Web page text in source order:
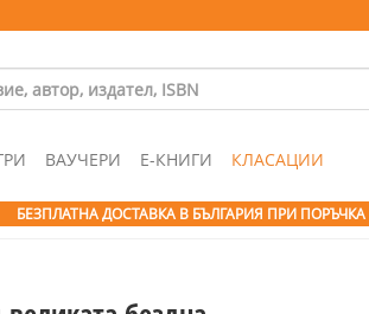
ВАУЧЕРИ Е-КНИГИ КЛАСАЦИИ
БЕЗПЛАТНА ДОСТАВКА В БЪЛГАРИЯ ПРИ ПОРЪЧКА